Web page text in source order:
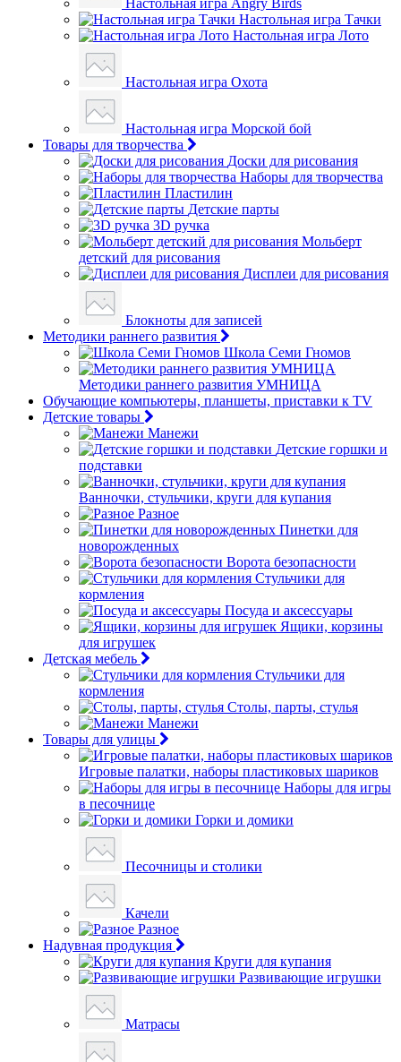
Настольная игра Angry Birds
Настольная игра Тачки
Настольная игра Лото
Настольная игра Охота
Настольная игра Морской бой
Товары для творчества
Доски для рисования
Наборы для творчества
Пластилин
Детские парты
3D ручка
Мольберт
детский для рисования
Дисплеи для рисования
Блокноты для записей
Методики раннего развития
Школа Семи Гномов
Методики раннего развития УМНИЦА
Обучающие компьютеры, планшеты, приставки к TV
Детские товары
Манежи
Детские горшки и
подставки
Ванночки, стульчики, круги для купания
Разное
Пинетки для
новорожденных
Ворота безопасности
Стульчики для
кормления
Посуда и аксессуары
Ящики, корзины
для игрушек
Детская мебель
Стульчики для
кормления
Столы, парты, стулья
Манежи
Товары для улицы
Игровые палатки, наборы пластиковых шариков
Наборы для игры
в песочнице
Горки и домики
Песочницы и столики
Качели
Разное
Надувная продукция
Круги для купания
Развивающие игрушки
Матрасы